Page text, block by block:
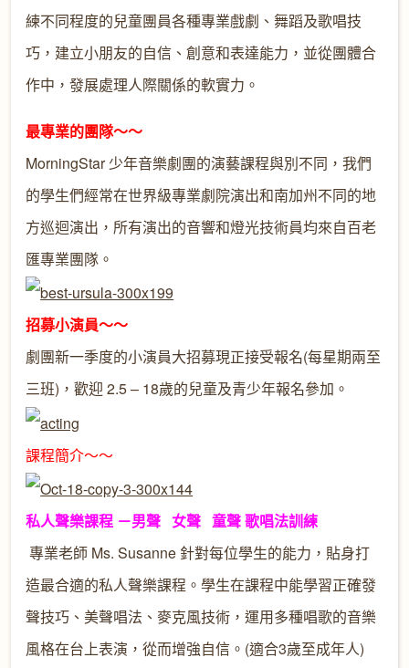
練不同程度的兒童團員各種專業戲劇、舞蹈及歌唱技
巧，建立小朋友的自信、創意和表達能力，並從團體合
作中，發展處理人際關係的軟實力。
最專業的團隊～～
MorningStar 少年音樂劇團的演藝課程與別不同，我們
的學生們經常在世界級專業劇院演出和南加州不同的地
方巡迴演出，所有演出的音響和燈光技術員均來自百老
匯專業團隊。
招募小演員～～
劇團新一季度的小演員大招募現正接受報名(每星期兩至
三班)，歡迎 2.5 – 18歲的兒童及青少年報名參加。
課程簡介～～
私人聲樂課程 －男聲 女聲 童聲 歌唱法訓練
專業老師 Ms. Susanne 針對每位學生的能力，貼身打
造最合適的私人聲樂課程。學生在課程中能學習正確發
聲技巧、美聲唱法、麥克風技術，運用多種唱歌的音樂
風格在台上表演，從而增強自信。(適合3歲至成年人)